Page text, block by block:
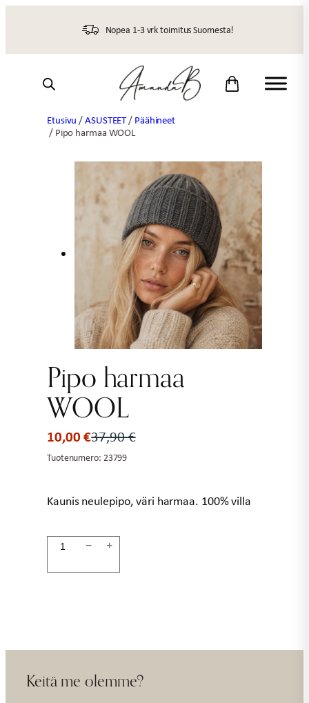
Nopea 1-3 vrk toimitus Suomesta!
Etusivu /ASUSTEET/ Päähineet
/ Pipo harmaa WOOL
Pipo harmaa
WOOL
37,90€
Alkuperäinen
hinta
10,00€
Nykyinen
hinta
Tuotenumero: 23799
Kaunis neulepipo, väri harmaa. 100% villa
Pipo
− +
Keitä me olemme?